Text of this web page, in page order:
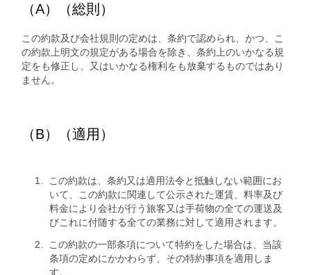
（A）（総則）
この約款及び会社規則の定めは、条約で認められ、かつ、こ
の約款上明文の規定がある場合を除き、条約上のいかなる規
定をも修正し、又はいかなる権利をも放棄するものではあり
ません。
（B）（適用）
この約款は、条約又は適用法令と抵触しない範囲にお
いて、この約款に関連して公示された運賃、料率及び
料金により会社が行う旅客又は手荷物の全ての運送及
びこれに付随する全ての業務に対して適用されます。
この約款の一部条項について特約をした場合は、当該
条項の定めにかかわらず、その特約事項を適用しま
す。